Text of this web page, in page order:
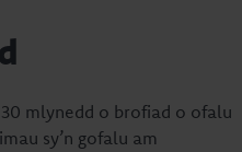
mlynedd o brofiad o ofalu
sy’n gofalu am